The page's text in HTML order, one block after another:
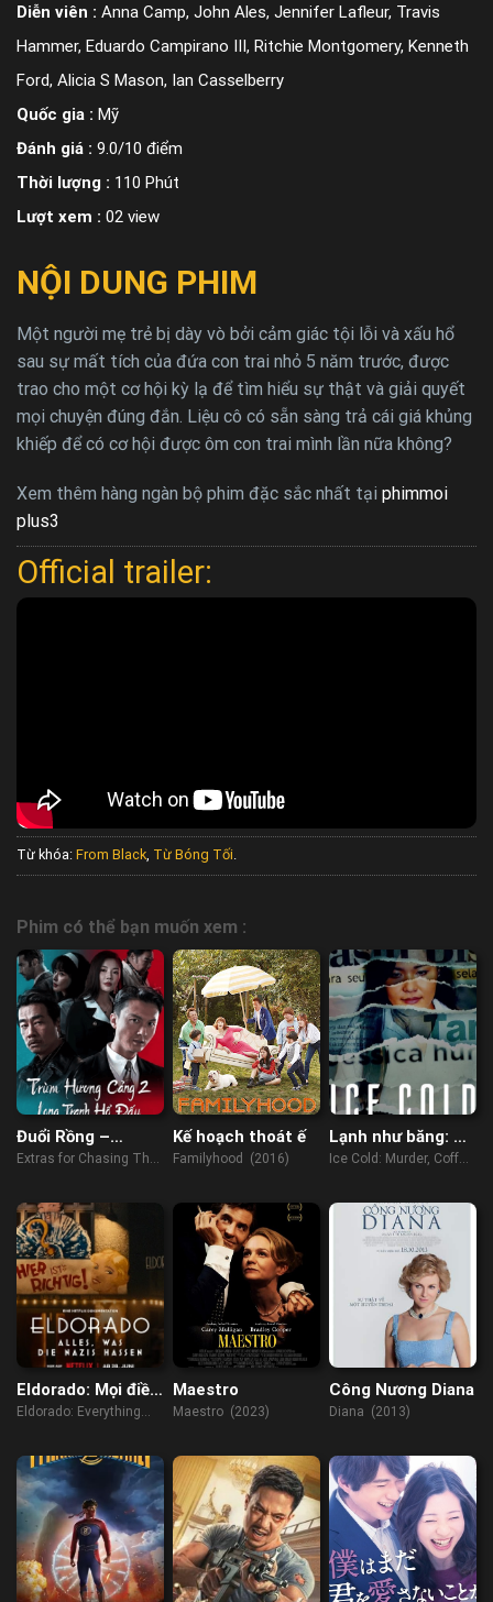
Diễn viên : Anna Camp, John Ales, Jennifer Lafleur, Travis
Hammer, Eduardo Campirano III, Ritchie Montgomery, Kenneth
Ford, Alicia S Mason, Ian Casselberry
Quốc gia : Mỹ
Đánh giá : 9.0/10 điểm
Thời lượng : 110 Phút
Lượt xem : 02 view
NỘI DUNG PHIM
Một người mẹ trẻ bị dày vò bởi cảm giác tội lỗi và xấu hổ
sau sự mất tích của đứa con trai nhỏ 5 năm trước, được
trao cho một cơ hội kỳ lạ để tìm hiểu sự thật và giải quyết
mọi chuyện đúng đắn. Liệu cô có sẵn sàng trả cái giá khủng
khiếp để có cơ hội được ôm con trai mình lần nữa không?
Xem thêm hàng ngàn bộ phim đặc sắc nhất tại phimmoi
plus3
Official trailer:
Từ khóa: From Black, Từ Bóng Tối.
Phim có thể bạn muốn xem :
Đuổi Rồng –
Chương Phụ: Nhập
Extras for Chasing The
Kế hoạch thoát ế
Familyhood (2016)
Lạnh như băng: Án
mạng, cà phê và
Ice Cold: Murder, Coffee
(2023)
Eldorado: Mọi điều
phát xít căm ghét
Eldorado: Everything
Maestro
Maestro (2023)
Công Nương Diana
Diana (2013)